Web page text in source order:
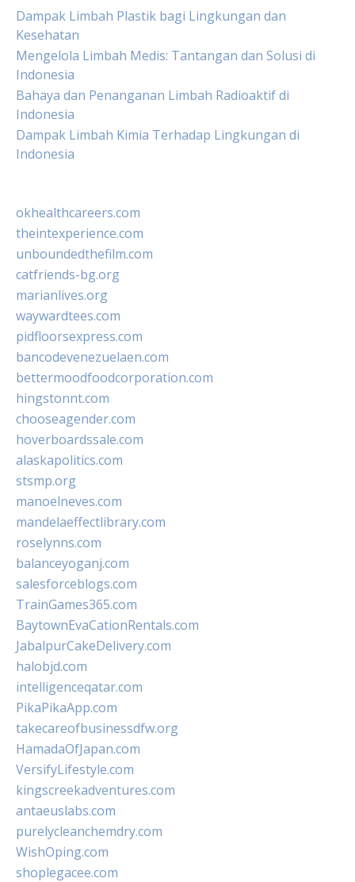
Dampak Limbah Plastik bagi Lingkungan dan
Kesehatan
Mengelola Limbah Medis: Tantangan dan Solusi di
Indonesia
Bahaya dan Penanganan Limbah Radioaktif di
Indonesia
Dampak Limbah Kimia Terhadap Lingkungan di
Indonesia
okhealthcareers.com
theintexperience.com
unboundedthefilm.com
catfriends-bg.org
marianlives.org
waywardtees.com
pidfloorsexpress.com
bancodevenezuelaen.com
bettermoodfoodcorporation.com
hingstonnt.com
chooseagender.com
hoverboardssale.com
alaskapolitics.com
stsmp.org
manoelneves.com
mandelaeffectlibrary.com
roselynns.com
balanceyoganj.com
salesforceblogs.com
TrainGames365.com
BaytownEvaCationRentals.com
JabalpurCakeDelivery.com
halobjd.com
intelligenceqatar.com
PikaPikaApp.com
takecareofbusinessdfw.org
HamadaOfJapan.com
VersifyLifestyle.com
kingscreekadventures.com
antaeuslabs.com
purelycleanchemdry.com
WishOping.com
shoplegacee.com